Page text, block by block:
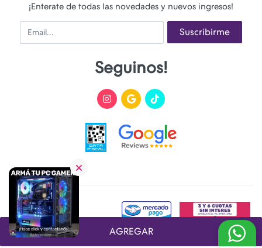
AGREGAR
¡Enterate de todas las novedades y nuevos ingresos!
Email Suscribirme
Seguinos!